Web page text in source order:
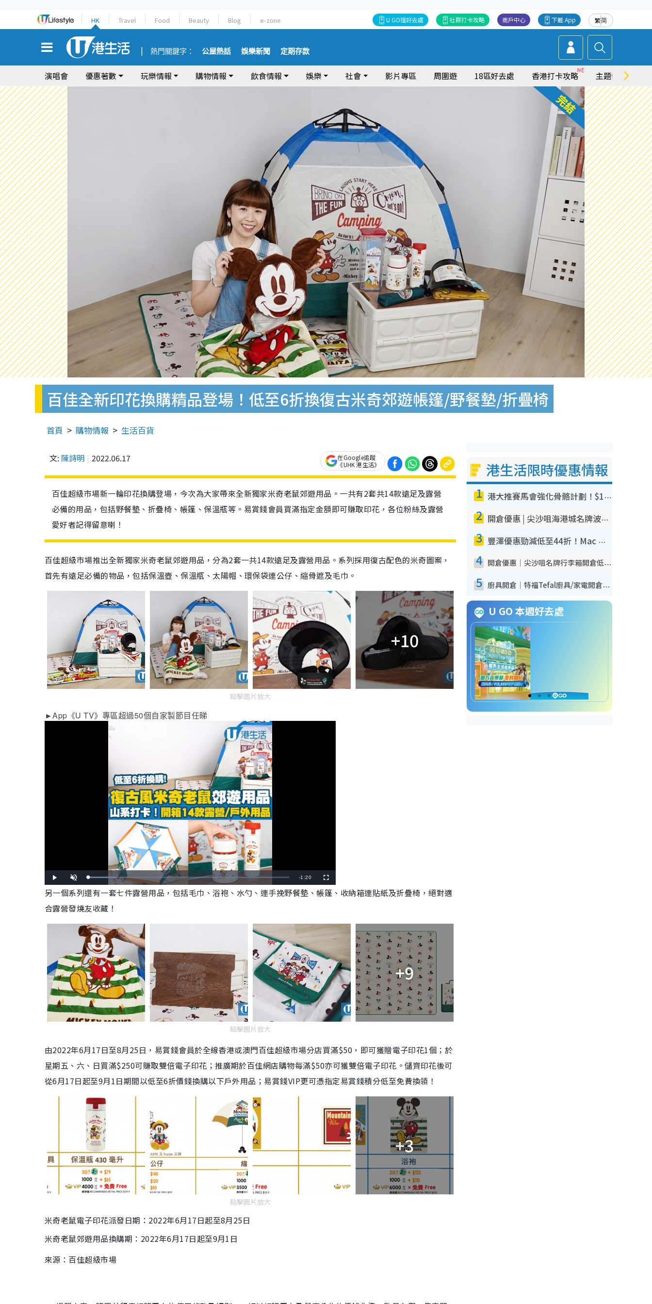
HK Travel Food Beauty Blog e-zone 繁简
下載 App
商戶中心
社群打卡攻略
U GO搵好去處
熱門關鍵字： 公屋熱話 娛樂新聞 定期存款
演唱會 優惠著數 玩樂情報 購物情報 飲食情報 娛樂 社會 影片專區 周圍遊 18區好去處 香港打卡攻略 主題特集
百佳全新印花換購精品登場！低至6折換復古米奇郊遊帳篷/野餐墊/折疊椅
首頁 購物情報 生活百貨
文: 陳詩明 2022.06.17
在Google追蹤
《UHK 港生活》
百佳超級市場新一輪印花換購登場，今次為大家帶來全新獨家米奇老鼠郊遊用品。一共有2套共14款遠足及露營
必備的用品，包括野餐墊、折疊椅、帳篷、保溫瓶等。易賞錢會員買滿指定金額即可賺取印花，各位粉絲及露營
愛好者記得留意喇！
百佳超級市場推出全新獨家米奇老鼠郊遊用品，分為2套一共14款遠足及露營用品。系列採用復古配色的米奇圖案，
首先有遠足必備的物品，包括保溫壺、保溫瓶、太陽帽、環保袋連公仔、縮骨遮及毛巾。
+10
點擊圖片放大
►App 《U TV》專區超過50個自家製節目任睇
l
a
y
n
m
u
e
L
d
:
1
5
0
%
R
e
n
i
n
g
i
e
-1:20
u
l
n
另一個系列還有一套七件露營用品，包括毛巾、浴袍、水勺、連手挽野餐墊、帳篷、收納箱連貼紙及折疊椅，絕對適
合露營發燒友收藏！
+9
點擊圖片放大
由2022年6月17日至8月25日，易賞錢會員於全線香港或澳門百佳超級市場分店買滿$50，即可獲贈電子印花1個；於
星期五、六、日買滿$250可賺取雙倍電子印花；推廣期於百佳網店購物每滿$50亦可獲雙倍電子印花。儲齊印花後可
從6月17日起至9月1日期間以低至6折價錢換購以下戶外用品；易賞錢VIP更可憑指定易賞錢積分低至免費換領！
+3
點擊圖片放大
米奇老鼠電子印花派發日期： 2022年6月17日起至8月25日
米奇老鼠郊遊用品換購期： 2022年6月17日起至9月1日
來源：百佳超級市場
港生活限時優惠情報
1 港大推賽馬會強化骨骼計劃！$100骨質密度X光檢查 完成免費運動訓練送超市禮券！附參加資格
2 開倉優惠 | 尖沙咀海港城名牌波鞋開倉低至1折！On鞋$899起／Joy&Peace鞋履$98起
3 豐澤優惠勁減低至44折！Mac mini/iPhone17Pro大減價！廚房家電$220起
4 開倉優惠｜尖沙咀名牌行李箱開倉低至4折！一連5日 American Tourister/ace./Hallmark $200起！
5 廚具開倉｜特福Tefal廚具/家電開倉低至3折！$220起買平底鍋/炒鑊/湯煲！電飯煲/吸塵機/燙斗$418起
U GO 本週好去處